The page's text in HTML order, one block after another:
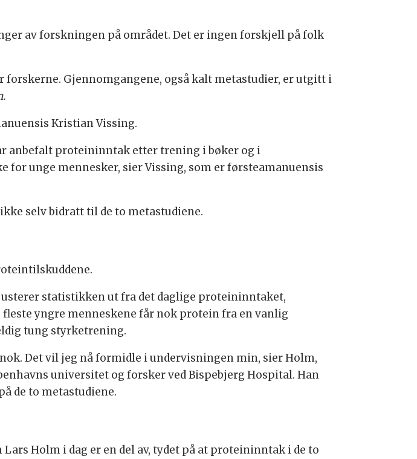
av forskningen på området. Det er ingen forskjell på folk
Gjennomgangene, også kalt metastudier, er utgitt i
Kristian Vissing.
anbefalt proteininntak etter trening i bøker og i
unge mennesker, sier Vissing, som er førsteamanuensis
selv bidratt til de to metastudiene.
statistikken ut fra det daglige proteininntaket,
yngre menneskene får nok protein fra en vanlig
tung styrketrening.
Det vil jeg nå formidle i undervisningen min, sier Holm,
universitet og forsker ved Bispebjerg Hospital. Han
de to metastudiene.
Holm i dag er en del av, tydet på at proteininntak i de to